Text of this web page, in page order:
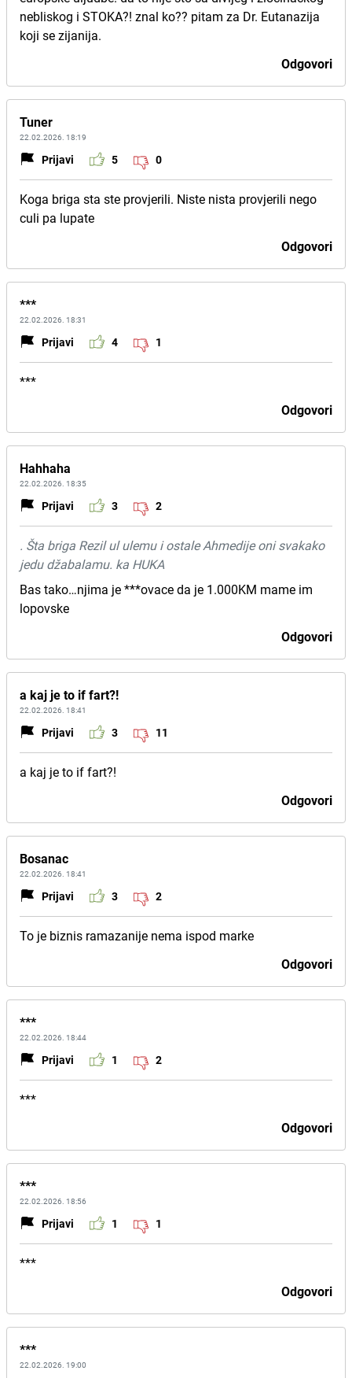
nebliskog i STOKA?! znal ko?? pitam za Dr. Eutanazija
koji se zijanija.
Odgovori
Tuner
22.02.2026. 18:19
Prijavi 5 0
Koga briga sta ste provjerili. Niste nista provjerili nego
culi pa lupate
Odgovori
***
22.02.2026. 18:31
Prijavi 4 1
***
Odgovori
Hahhaha
22.02.2026. 18:35
Prijavi 3 2
. Šta briga Rezil ul ulemu i ostale Ahmedije oni svakako
jedu džabalamu. ka HUKA
Bas tako…njima je ***ovace da je 1.000KM mame im
lopovske
Odgovori
a kaj je to if fart?!
22.02.2026. 18:41
Prijavi 3 11
a kaj je to if fart?!
Odgovori
Bosanac
22.02.2026. 18:41
Prijavi 3 2
To je biznis ramazanije nema ispod marke
Odgovori
***
22.02.2026. 18:44
Prijavi 1 2
***
Odgovori
***
22.02.2026. 18:56
Prijavi 1 1
***
Odgovori
***
22.02.2026. 19:00